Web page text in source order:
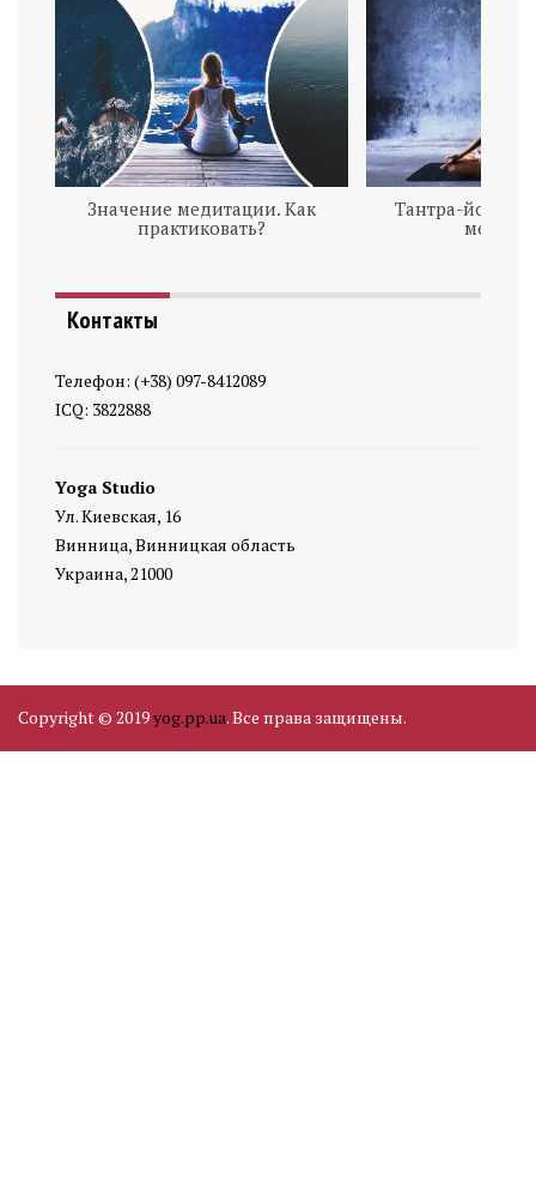
Значение медитации. Как
практиковать?
Тантра-йога,
Контакты
Телефон: (+38) 097-8412089
ICQ: 3822888
Yoga Studio
Ул. Киевская, 16
Винница, Винницкая область
Украина, 21000
Copyright © 2019yog.pp.ua. Все права защищены.